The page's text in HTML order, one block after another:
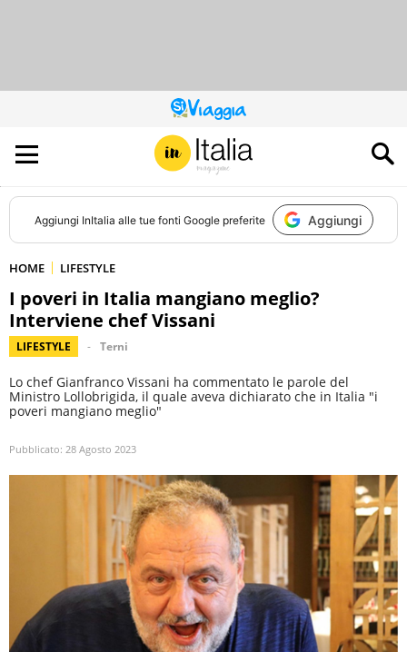
QUESTO
SITO
CONTRIBUISCE
ALL’AUDIENCE
DI
Aggiungi InItalia alle tue fonti Google preferite Aggiungi
HOME LIFESTYLE
I poveri in Italia mangiano meglio?
Interviene chef Vissani
LIFESTYLE Terni
Lo chef Gianfranco Vissani ha commentato le parole del
Ministro Lollobrigida, il quale aveva dichiarato che in Italia "i
poveri mangiano meglio"
Pubblicato: 28 Agosto 2023